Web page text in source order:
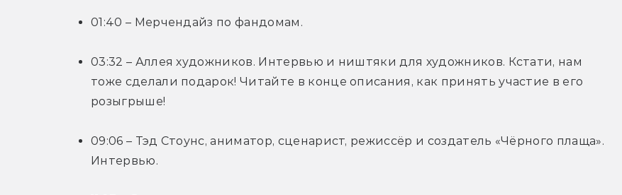
01:40 – Мерчендайз по фандомам.
03:32 – Аллея художников. Интервью и ништяки для художников. Кстати, нам
тоже сделали подарок! Читайте в конце описания, как принять участие в его
розыгрыше!
09:06 – Тэд Стоунс, аниматор, сценарист, режиссёр и создатель «Чёрного плаща».
Интервью.